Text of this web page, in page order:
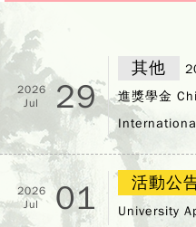
2026
Jul
29
其他
進獎學金
2026
Jul
01 活動公
University